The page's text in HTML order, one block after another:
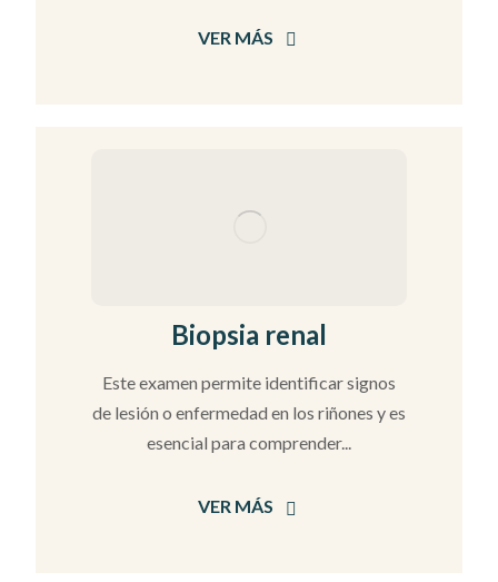
VER MÁS
Biopsia renal
Este examen permite identificar signos
de lesión o enfermedad en los riñones y es
esencial para comprender...
VER MÁS